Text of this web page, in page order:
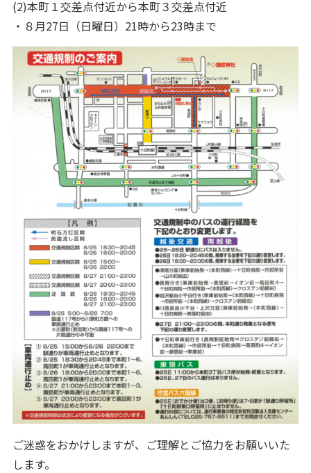
(2)本町１交差点付近から本町３交差点付近
・８月27日（日曜日）21時から23時まで
ご迷惑をおかけしますが、ご理解とご協力をお願いいた
します。